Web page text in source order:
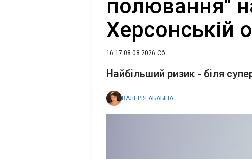
полювання"
Херсонській
16:17 08.08.2026 Сб
Найбільший ризик - біля
ВАЛЕРІЯ АБАБІНА